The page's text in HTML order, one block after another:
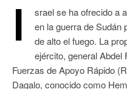
I
srael se ha ofrecido a
en la guerra de Sudán
de alto el fuego. La
ejército, general Abdel
Fuerzas de Apoyo Rápido
Dagalo, conocido como